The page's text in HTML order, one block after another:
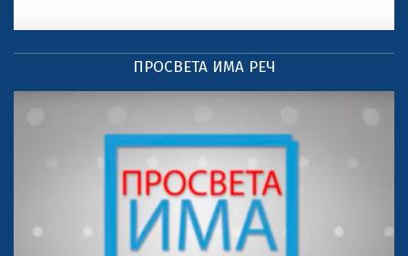
ПРОСВЕТА ИМА РЕЧ